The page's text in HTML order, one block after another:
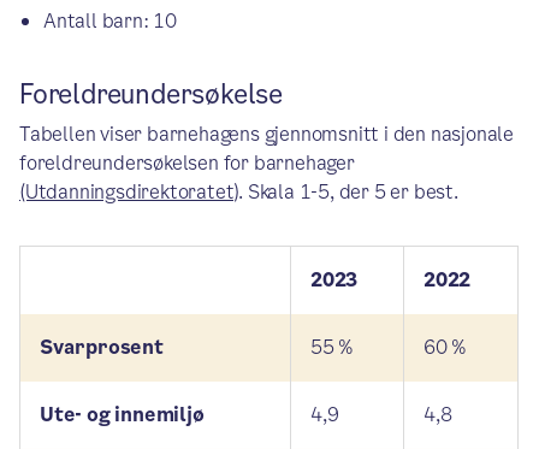
Antall barn: 10
Foreldreundersøkelse
Tabellen viser barnehagens gjennomsnitt i den nasjonale
foreldreundersøkelsen for barnehager
(Utdanningsdirektoratet). Skala 1-5, der 5 er best.
2023 2022
Svarprosent 55 % 60 %
Ute- og innemiljø 4,9 4,8